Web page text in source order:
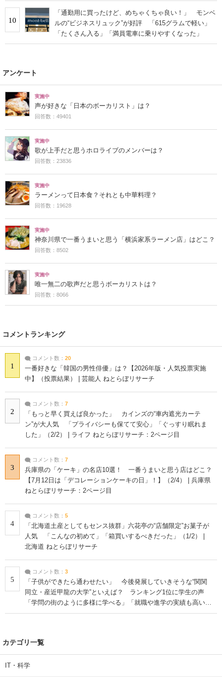
10
「通勤用に買ったけど、めちゃくちゃ良い！」 モンベ
ルの“ビジネスリュック”が好評 「615グラムで軽い」
「たくさん入る」「満員電車に乗りやすくなった」
アンケート
実施中
声が好きな「日本のボーカリスト」は？
回答数：49401
実施中
歌が上手だと思うホロライブのメンバーは？
回答数：23836
実施中
ラーメンって日本食？それとも中華料理？
回答数：19628
実施中
神奈川県で一番うまいと思う「横浜家系ラーメン店」はどこ？
回答数：8502
実施中
唯一無二の歌声だと思うボーカリストは？
回答数：8066
コメントランキング
1
コメント数： 20
一番好きな「韓国の男性俳優」は？【2026年版・人気投票実施
中】（投票結果） | 芸能人 ねとらぼリサーチ
2
コメント数： 7
「もっと早く買えば良かった」 カインズの“車内遮光カーテ
ン”が大人気 「プライバシーも保てて安心」「ぐっすり眠れま
した」（2/2） | ライフ ねとらぼリサーチ：2ページ目
3
コメント数： 7
兵庫県の「ケーキ」の名店10選！ 一番うまいと思う店はどこ？
【7月12日は「デコレーションケーキの日」！】（2/4） | 兵庫県
ねとらぼリサーチ：2ページ目
4
コメント数： 5
「北海道土産としてもセンス抜群」六花亭の“店舗限定”お菓子が
人気 「こんなの初めて」「箱買いするべきだった」（1/2） |
北海道 ねとらぼリサーチ
5
コメント数： 3
「子供ができたら通わせたい」 今後発展していきそうな“関関
同立・産近甲龍の大学”といえば？ ランキング1位に学生の声
「学問の街のように多様に学べる」「就職や進学の実績も高い」
| 大学 ねとらぼリサーチ
カテゴリ一覧
IT・科学